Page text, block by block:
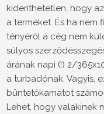
kideríthetetlen, hogy
a terméket. És ha nem
tényéről a cég nem
súlyos
árának napi (!) 2/
a turbadónak. Vagyis,
büntetőkamatot
Lehet, hogy valakinek